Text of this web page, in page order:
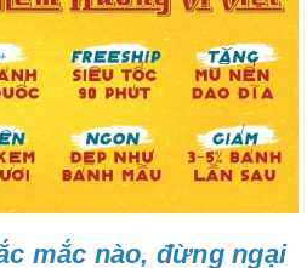
mắc nào, đừng ngại